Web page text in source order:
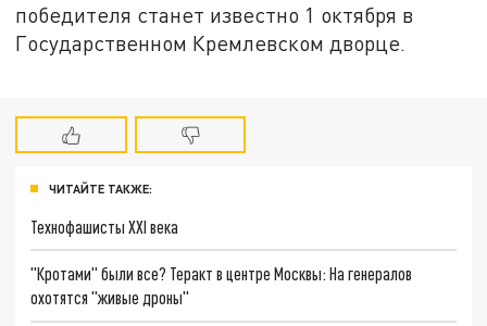
победителя станет известно 1 октября в
Государственном Кремлевском дворце.
ЧИТАЙТЕ ТАКЖЕ:
Технофашисты XXI века
"Кротами" были все? Теракт в центре Москвы: На генералов
охотятся "живые дроны"